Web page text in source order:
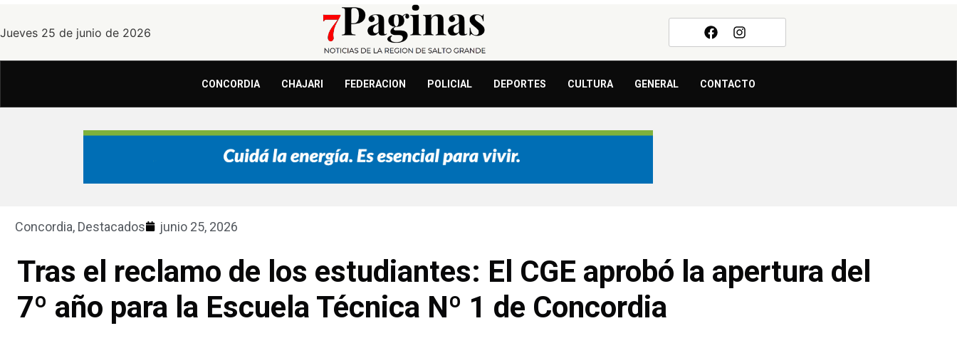
Jueves 25 de junio de 2026
CONCORDIA CHAJARI FEDERACION POLICIAL DEPORTES CULTURA GENERAL CONTACTO
Concordia, Destacados junio 25, 2026
Tras el reclamo de los estudiantes: El CGE aprobó la apertura del
7º año para la Escuela Técnica Nº 1 de Concordia